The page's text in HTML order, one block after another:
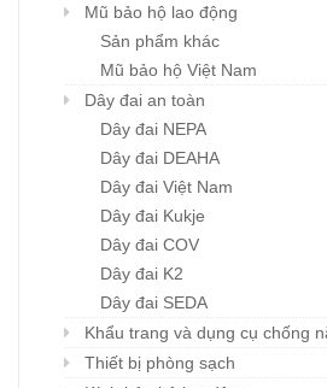
Mũ bảo hộ lao động
Sản phẩm khác
Mũ bảo hộ Việt Nam
Dây đai an toàn
Dây đai NEPA
Dây đai DEAHA
Dây đai Việt Nam
Dây đai Kukje
Dây đai COV
Dây đai K2
Dây đai SEDA
Khẩu trang và dụng cụ chống
Thiết bị phòng sạch